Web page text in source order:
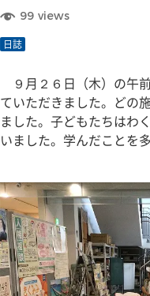
99 views
日誌
９月２６日（木）の午
ていただきました。どの
ました。子どもたちはわ
いました。学んだことを